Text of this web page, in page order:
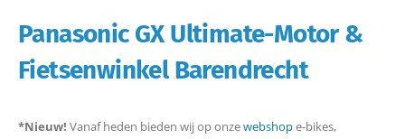
Panasonic GX Ultimate-Motor &
Fietsenwinkel Barendrecht
*Nieuw! Vanaf heden bieden wij op onzewebshope-bikes,